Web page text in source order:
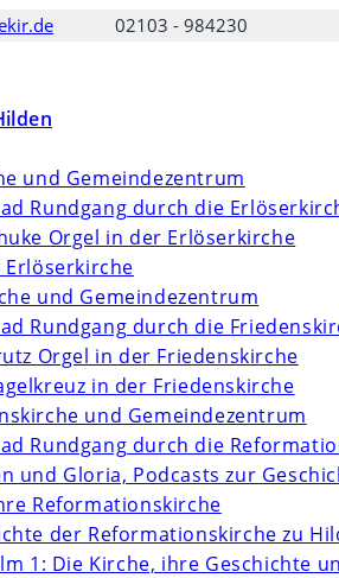
02103 - 984230
und Gemeindezentrum
Rundgang durch die
Orgel in der Erlöserkirche
Erlöserkirche
und Gemeindezentrum
Rundgang durch die
Orgel in der Friedenskirche
in der Friedenskirche
und Gemeindezentrum
Rundgang durch die
und Gloria, Podcasts zur
Reformationskirche
der Reformationskirche zu
1: Die Kirche, ihre Geschichte